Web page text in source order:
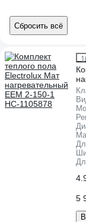
Сбросить всё
5